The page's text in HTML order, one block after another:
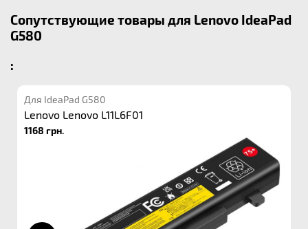
Сопутствующие товары для Lenovo IdeaPad
G580
:
Для IdeaPad G580
Lenovo Lenovo L11L6F01
1168 грн.